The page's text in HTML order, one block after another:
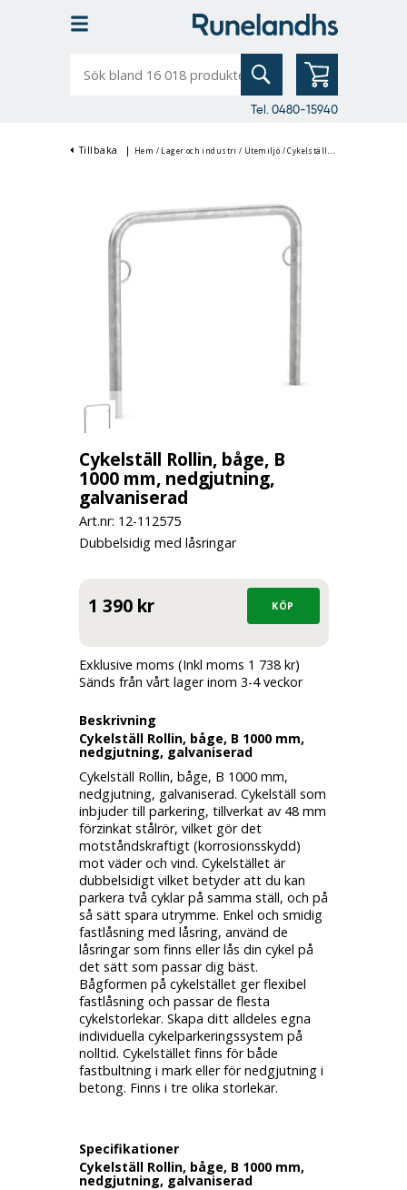
bland
Tel. 0480-15940
Tillbaka | Hem / Lager och industri / Utemiljö /Cykelställ & Cykelskjul
Cykelställ Rollin, båge, B
1000 mm, nedgjutning,
galvaniserad
Art.nr: 12-112575
Dubbelsidig med låsringar
1 390 kr
Exklusive moms (Inkl moms 1 738 kr)
Sänds från vårt lager inom 3-4 veckor
Beskrivning
Cykelställ Rollin, båge, B 1000 mm,
nedgjutning, galvaniserad
Cykelställ Rollin, båge, B 1000 mm,
nedgjutning, galvaniserad. Cykelställ som
inbjuder till parkering, tillverkat av 48 mm
förzinkat stålrör, vilket gör det
motståndskraftigt (korrosionsskydd)
mot väder och vind. Cykelstället är
dubbelsidigt vilket betyder att du kan
parkera två cyklar på samma ställ, och på
så sätt spara utrymme. Enkel och smidig
fastlåsning med låsring, använd de
låsringar som finns eller lås din cykel på
det sätt som passar dig bäst.
Bågformen på cykelstället ger flexibel
fastlåsning och passar de flesta
cykelstorlekar. Skapa ditt alldeles egna
individuella cykelparkeringssystem på
nolltid. Cykelstället finns för både
fastbultning i mark eller för nedgjutning i
betong. Finns i tre olika storlekar.
Specifikationer
Cykelställ Rollin, båge, B 1000 mm,
nedgjutning, galvaniserad